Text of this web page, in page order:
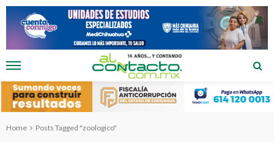
Home Posts Tagged "zoologico"